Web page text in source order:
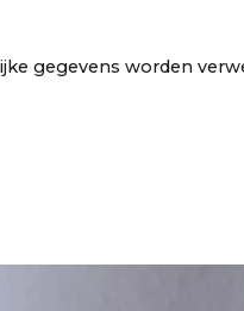
gegevens worden